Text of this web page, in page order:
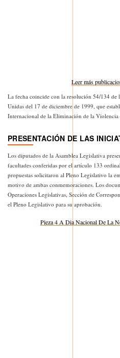
Leer más
La fecha coincide con la resolución 54/134 de
Unidas del 17 de diciembre de 1999, que
Internacional de la Eliminación de la Violencia
PRESENTACIÓN DE LAS
Los diputados de la Asamblea Legislativa
facultades conferidas por el artículo 133
propuestas solicitaron al Pleno Legislativo la
motivo de ambas conmemoraciones. Los
Operaciones Legislativas, Sección de
el Pleno Legislativo para su aprobación.
Pieza 4 A Dia Nacional De La